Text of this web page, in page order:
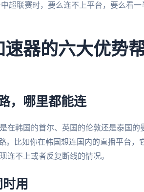
超联赛时，要么连不上平台，要么看一
器的六大优势
，哪里都能连
在韩国的首尔、英国的伦敦还是泰国的
。比如你在韩国想连国内的直播平台，
连不上或者反复断线的情况。
用